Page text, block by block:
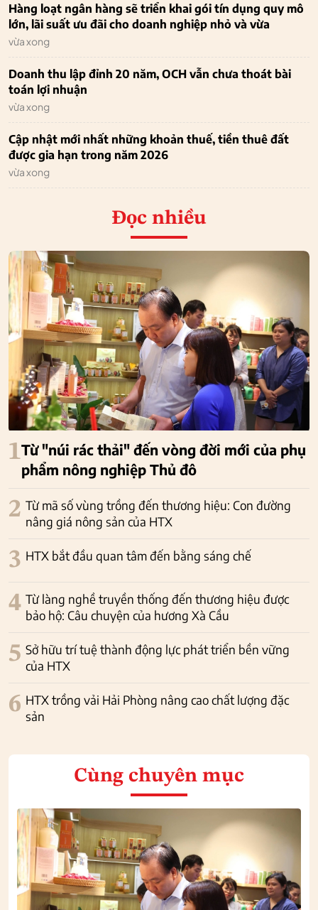
Hàng loạt ngân hàng sẽ triển khai gói tín dụng quy mô
lớn, lãi suất ưu đãi cho doanh nghiệp nhỏ và vừa
vừa xong
Doanh thu lập đỉnh 20 năm, OCH vẫn chưa thoát bài
toán lợi nhuận
vừa xong
Cập nhật mới nhất những khoản thuế, tiền thuê đất
được gia hạn trong năm 2026
vừa xong
Đọc nhiều
1Từ "núi rác thải" đến vòng đời mới của phụ
phẩm nông nghiệp Thủ đô
2 Từ mã số vùng trồng đến thương hiệu: Con đường
nâng giá nông sản của HTX
3 HTX bắt đầu quan tâm đến bằng sáng chế
4 Từ làng nghề truyền thống đến thương hiệu được
bảo hộ: Câu chuyện của hương Xà Cầu
5 Sở hữu trí tuệ thành động lực phát triển bền vững
của HTX
6 HTX trồng vải Hải Phòng nâng cao chất lượng đặc
sản
Cùng chuyên mục